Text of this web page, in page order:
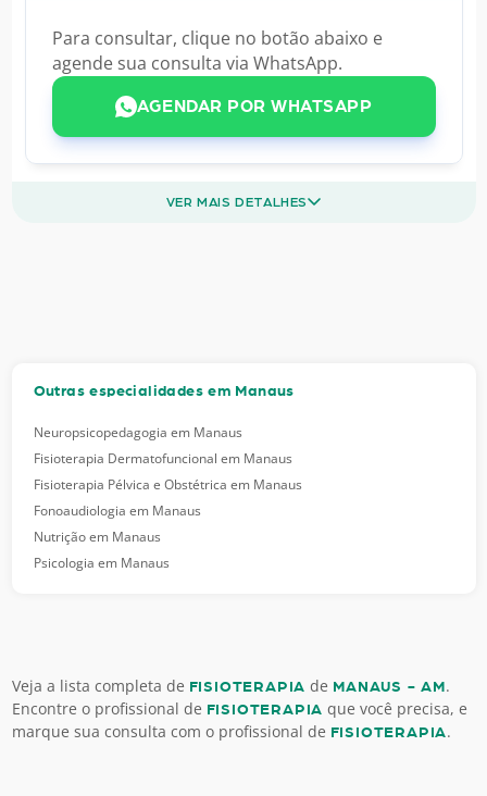
Para consultar, clique no botão abaixo e
agende sua consulta via WhatsApp.
AGENDAR POR WHATSAPP
VER MAIS DETALHES
Outras especialidades em Manaus
Neuropsicopedagogia em Manaus
Fisioterapia Dermatofuncional em Manaus
Fisioterapia Pélvica e Obstétrica em Manaus
Fonoaudiologia em Manaus
Nutrição em Manaus
Psicologia em Manaus
Veja a lista completa de FISIOTERAPIA de MANAUS - AM .
Encontre o profissional de FISIOTERAPIA que você precisa, e
marque sua consulta com o profissional de FISIOTERAPIA.